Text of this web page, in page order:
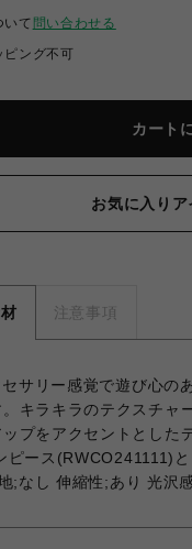
いて 問い合わせる
ピング不可
カート
お気に入り
注意事項
サリー感覚で遊び心の
キラキラのテクスチャ
プをアクセントとした
ピース(RWCO241111)
;なし 伸縮性;あり 光沢